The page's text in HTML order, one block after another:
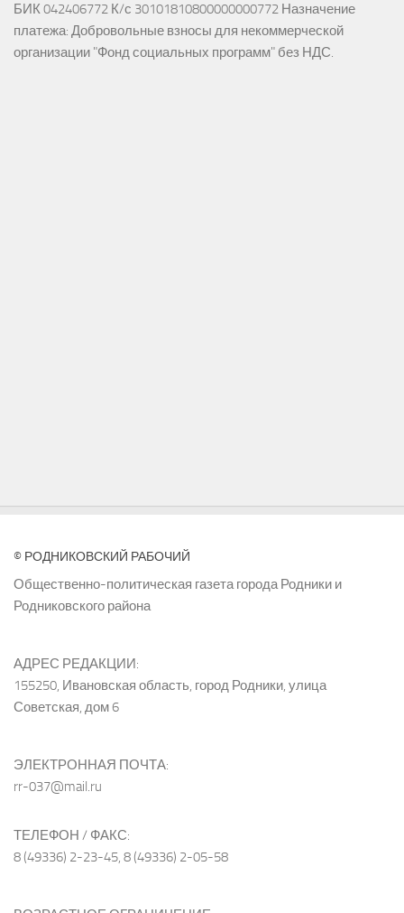
БИК 042406772 К/с 30101810800000000772 Назначение
платежа: Добровольные взносы для некоммерческой
организации "Фонд социальных программ" без НДС.
© РОДНИКОВСКИЙ РАБОЧИЙ
Общественно-политическая газета города Родники и
Родниковского района
АДРЕС РЕДАКЦИИ:
155250, Ивановская область, город Родники, улица
Советская, дом 6
ЭЛЕКТРОННАЯ ПОЧТА:
rr-037@mail.ru
ТЕЛЕФОН / ФАКС:
8 (49336) 2-23-45, 8 (49336) 2-05-58